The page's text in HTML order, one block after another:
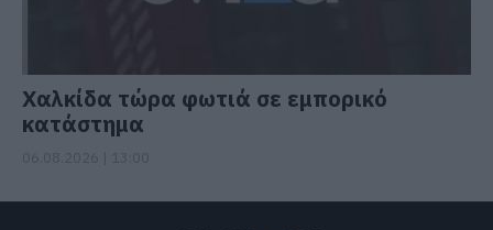
Χαλκίδα τώρα φωτιά σε εμπορικό
κατάστημα